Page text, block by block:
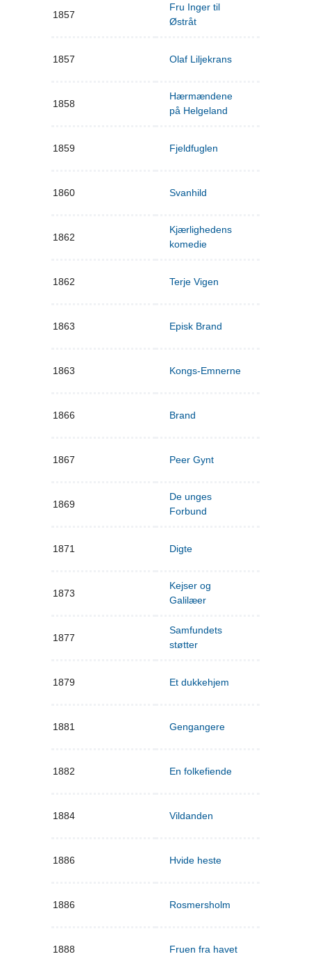
1857
Fru Inger til
Østråt
1857 Olaf Liljekrans
1858
Hærmændene
på Helgeland
1859 Fjeldfuglen
1860 Svanhild
1862
Kjærlighedens
komedie
1862 Terje Vigen
1863 Episk Brand
1863 Kongs-Emnerne
1866 Brand
1867 Peer Gynt
1869
De unges
Forbund
1871 Digte
1873
Kejser og
Galilæer
1877
Samfundets
støtter
1879 Et dukkehjem
1881 Gengangere
1882 En folkefiende
1884 Vildanden
1886 Hvide heste
1886 Rosmersholm
1888 Fruen fra havet